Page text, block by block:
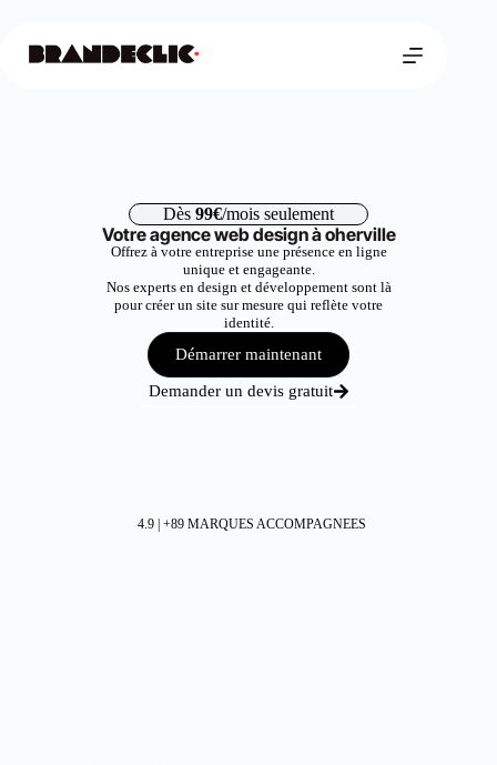
Dès 99€/mois seulement
Votre agence web design à oherville
Offrez à votre entreprise une présence en ligne
unique et engageante.
Nos experts en design et développement sont là
pour créer un site sur mesure qui reflète votre
identité.
Démarrer maintenant
Demander un devis gratuit
4.9 | +89 MARQUES ACCOMPAGNEES